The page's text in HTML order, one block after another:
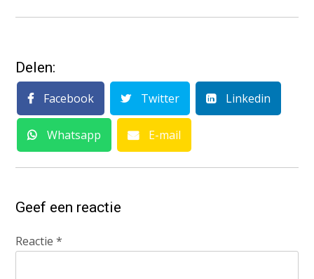
Delen:
Facebook Twitter Linkedin
Whatsapp E-mail
Geef een reactie
Reactie*